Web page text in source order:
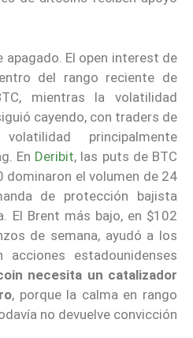
apagado. El open interest de
del rango reciente de
mientras la volatilidad
cayendo, con traders de
principalmente
En Deribit, las puts de BTC
dominaron el volumen de 24
de protección bajista
El Brent más bajo, en $102
de semana, ayudó a los
estadounidenses
necesita un catalizador
, porque la calma en rango
no devuelve convicción